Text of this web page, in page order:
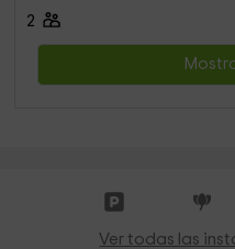
2
Ver todas las